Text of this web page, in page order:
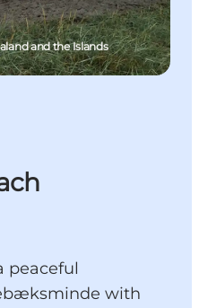
peaceful
with
and the Islands